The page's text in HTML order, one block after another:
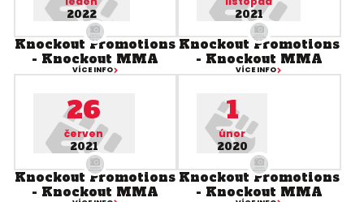
2022
Knockout Promotions
- Knockout MMA
VÍCE INFO
2021
Knockout Promotions
- Knockout MMA
VÍCE INFO
26
červen
2021
Knockout Promotions
- Knockout MMA
1
únor
2020
Knockout Promotions
- Knockout MMA